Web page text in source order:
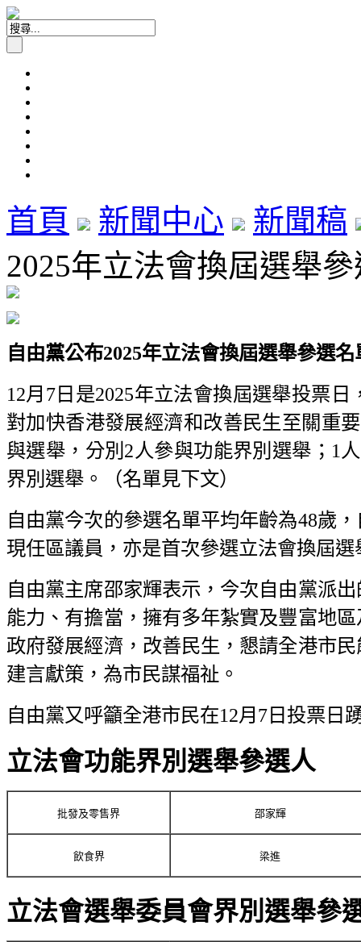
首頁 新聞中心
新聞稿
2025年立法會換屆選舉
自由黨公布2025年立法會換屆選舉參選名
12月7日是2025年立法會換屆選舉投票
對加快香港發展經濟和改善民生至關重
與選舉，分別2人參與功能界別選舉；1
界別選舉。（名單見下文）
自由黨今次的參選名單平均年齡為48歲
現任區議員，亦是首次參選立法會換屆選
自由黨主席邵家輝表示，今次自由黨派
能力、有擔當，擁有多年紮實及豐富地
政府發展經濟，改善民生，懇請全港市
建言獻策，為市民謀福祉。
自由黨又呼籲全港市民在12月7日投票日
立法會功能界別選舉參選人
批發及零售界 邵家輝
飲食界 梁進
立法會選舉委員會界別選舉參